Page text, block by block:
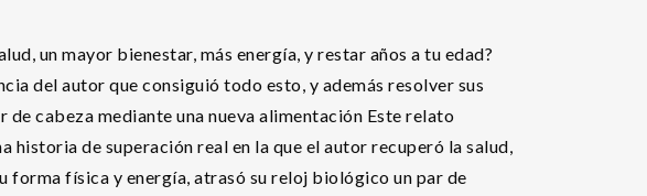
un mayor bienestar, más energía, y restar años a tu edad?
del autor que consiguió todo esto, y además resolver sus
de cabeza mediante una nueva alimentación Este relato
historia de superación real en la que el autor recuperó la salud,
forma física y energía, atrasó su reloj biológico un par de